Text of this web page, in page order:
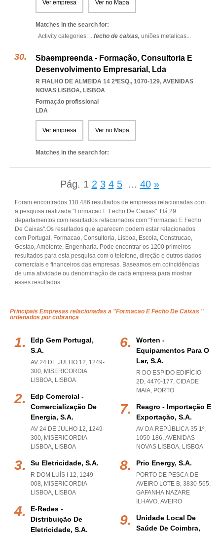
Ver empresa Ver no Mapa
Matches in the search for:
Activity categories: ...fecho de caixas, uniões metalicas...
Sbaempreenda - Formação, Consultoria E
Desenvolvimento Empresarial, Lda
R FIALHO DE ALMEIDA 14 2ºESQ., 1070-129, AVENIDAS
NOVAS LISBOA, LISBOA
Formação profissional
LDA
Ver empresa Ver no Mapa
Matches in the search for:
Pág. 1 2 3 4 5 ... 40 »
Foram encontrados 110.486 resultados de empresas relacionadas com
a pesquisa realizada "Formacao E Fecho De Caixas". Há 29
departamentos com resultados relacionados com "Formacao E Fecho
De Caixas".Os resultados que aparecem podem estar relacionados
com Portugal, Formacao, Consultoria, Lisboa, Escola, Construcao,
Gestao, Ambiente, Engenharia. Pode encontrar os 1200 primeiros
resultados para esta pesquisa com o telefone, direção e outros dados
comerciais e financeiros das empresas. Baseamos em coincidências
de uma atividade ou denominação de cada empresa para mostrar
esses resultados.
Principais Empresas relacionadas a "Formacao E Fecho De Caixas "
ordenados por cobrança
Edp Gem Portugal,
S.a.
AV 24 DE JULHO 12, 1249-
300, MISERICORDIA
LISBOA, LISBOA
Edp Comercial -
Comercialização De
Energia, S.a.
AV 24 DE JULHO 12, 1249-
300, MISERICORDIA
LISBOA, LISBOA
Su Eletricidade, S.a.
R DOM LUÍS I 12, 1249-
008, MISERICORDIA
LISBOA, LISBOA
E-Redes -
Distribuição De
Eletricidade, S.a.
Worten -
Equipamentos Para O
Lar, S.a.
R DO ESPIDO EDIFÍCIO
2D, 4470-177, CIDADE
MAIA, PORTO
Reagro - Importação E
Exportação, S.a.
AV DA REPÚBLICA 35 1º,
1050-186, AVENIDAS
NOVAS LISBOA, LISBOA
Prio Energy, S.a.
PORTO DE PESCA DE
AVEIRO LOTE B, 3830-565,
GAFANHA NAZARE
ILHAVO, AVEIRO
Unidade Local De
Saúde De Coimbra,